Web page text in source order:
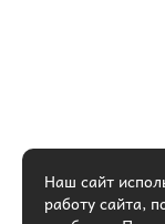
Наш сайт
работу сайта,